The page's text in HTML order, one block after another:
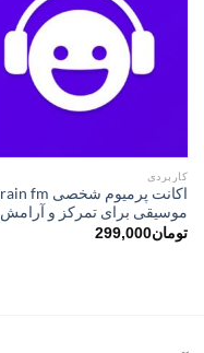
کاربردی
موسیقی برای تمرکز و آرامش
تومان299,000